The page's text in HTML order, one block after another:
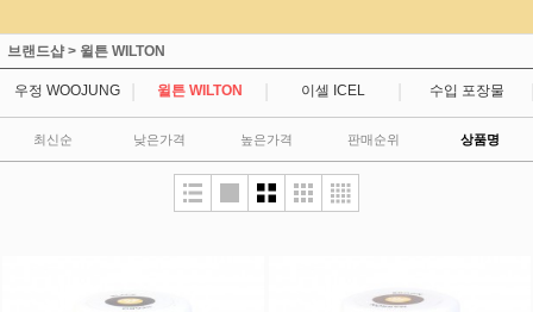
브랜드샵> 윌튼 WILTON
우정 WOOJUNG 윌튼 WILTON 이셀 ICEL 수입 포장물
최신순 낮은가격 높은가격 판매순위 상품명